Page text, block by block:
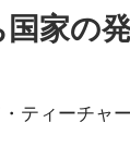
家の
ティーチャ